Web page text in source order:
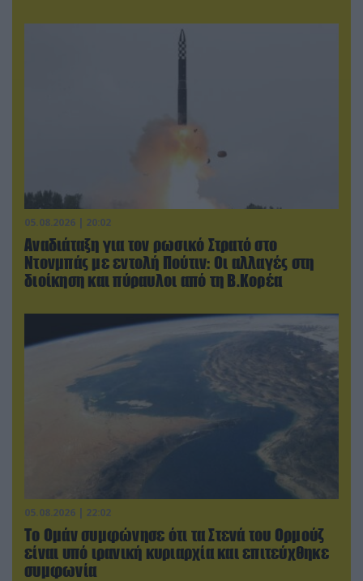
05.08.2026 | 20:02
Αναδιάταξη για τον ρωσικό Στρατό στο
Ντονμπάς με εντολή Πούτιν: Οι αλλαγές στη
διοίκηση και πύραυλοι από τη Β.Κορέα
05.08.2026 | 22:02
Το Ομάν συμφώνησε ότι τα Στενά του Ορμούζ
είναι υπό ιρανική κυριαρχία και επιτεύχθηκε
συμφωνία